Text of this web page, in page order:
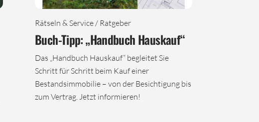
Rätseln & Service / Ratgeber
Buch-Tipp: „Handbuch Hauskauf“
Das „Handbuch Hauskauf“ begleitet Sie
Schritt für Schritt beim Kauf einer
Bestandsimmobilie – von der Besichtigung bis
zum Vertrag. Jetzt informieren!